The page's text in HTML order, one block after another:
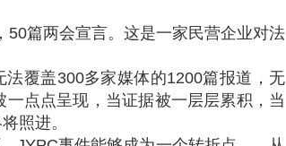
50篇两会宣言。这是一家民营企业对法
覆盖300多家媒体的1200篇报道，无
点点呈现，当证据被一层层累积，当
照进。